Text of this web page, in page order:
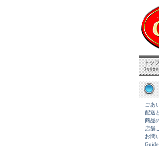
トッ
ﾌｯｸｶ
ごあ
配送
商品
店舗
お問